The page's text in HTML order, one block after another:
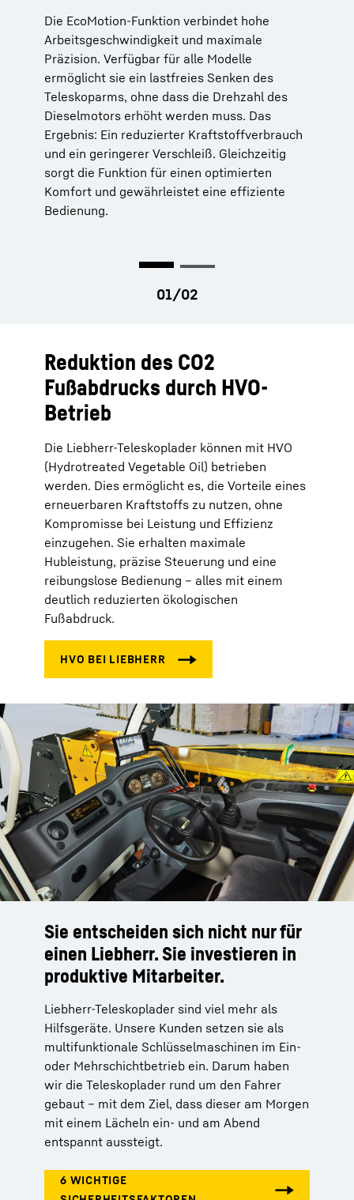
Die EcoMotion-Funktion verbindet hohe
Arbeitsgeschwindigkeit und maximale
Präzision. Verfügbar für alle Modelle
ermöglicht sie ein lastfreies Senken des
Teleskoparms, ohne dass die Drehzahl des
Dieselmotors erhöht werden muss. Das
Ergebnis: Ein reduzierter Kraftstoffverbrauch
und ein geringerer Verschleiß. Gleichzeitig
sorgt die Funktion für einen optimierten
Komfort und gewährleistet eine effiziente
Bedienung.
MultiMotion spart Zeit und hebt den
Fahrerkomfort auf ein neues Level: Erstmals
ist es möglich, den Teleskoparm beim
Absenken vollautomatisch proportional zur
Arbeitsbewegung einzufahren, ohne dass eine
manuelle Nachregelung erforderlich ist.
Gleichzeitig bleibt die direkte lastunabhängige
Steuerbarkeit aller Funktionen mit dem
Multifunktions-Joystick erhalten. Ein weiterer
Vorteil liegt in der Steigerung der
automatisch verhindert und Schäden an der
Maschine oder dem Anbaugerät minimiert
Reduktion des CO2
Fußabdrucks durch HVO-
Betrieb
Die Liebherr-Teleskoplader können mit HVO
(Hydrotreated Vegetable Oil) betrieben
werden. Dies ermöglicht es, die Vorteile eines
erneuerbaren Kraftstoffs zu nutzen, ohne
Kompromisse bei Leistung und Effizienz
einzugehen. Sie erhalten maximale
Hubleistung, präzise Steuerung und eine
reibungslose Bedienung – alles mit einem
deutlich reduzierten ökologischen
Fußabdruck.
Sie entscheiden sich nicht nur für
einen Liebherr. Sie investieren in
produktive Mitarbeiter.
Liebherr-Teleskoplader sind viel mehr als
Hilfsgeräte. Unsere Kunden setzen sie als
multifunktionale Schlüsselmaschinen im Ein-
oder Mehrschichtbetrieb ein. Darum haben
wir die Teleskoplader rund um den Fahrer
gebaut – mit dem Ziel, dass dieser am Morgen
mit einem Lächeln ein- und am Abend
entspannt aussteigt.